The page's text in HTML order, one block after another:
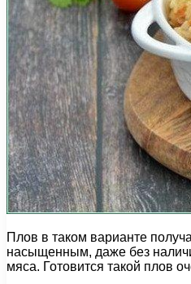
Плов в таком варианте
насыщенным, даже без
мяса. Готовится такой плов